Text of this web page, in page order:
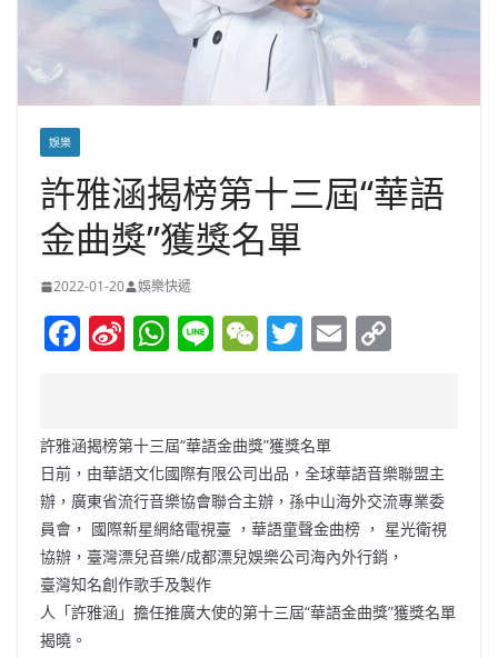
娛樂
許雅涵揭榜第十三屆“華語
金曲獎”獲獎名單
2022-01-20 娛樂快遞
F
e
b
o
o
k
Si
W
ei
b
o
W
s
A
p
p
Li W
h
at
T
er
E
Li
n
k
許雅涵揭榜第十三屆“華語金曲獎”獲獎名單
日前，由華語文化國際有限公司出品，全球華語音樂聯盟主
辦，廣東省流行音樂協會聯合主辦，孫中山海外交流專業委
員會， 國際新星網絡電視臺 ，華語童聲金曲榜 ， 星光衛視
協辦，臺灣漂兒音樂/成都漂兒娛樂公司海內外行銷，
臺灣知名創作歌手及製作
人「許雅涵」擔任推廣大使的第十三屆“華語金曲獎”獲獎名單
揭曉。